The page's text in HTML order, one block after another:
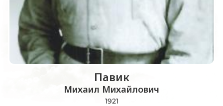
Павик
Михаил Михайлович
1921